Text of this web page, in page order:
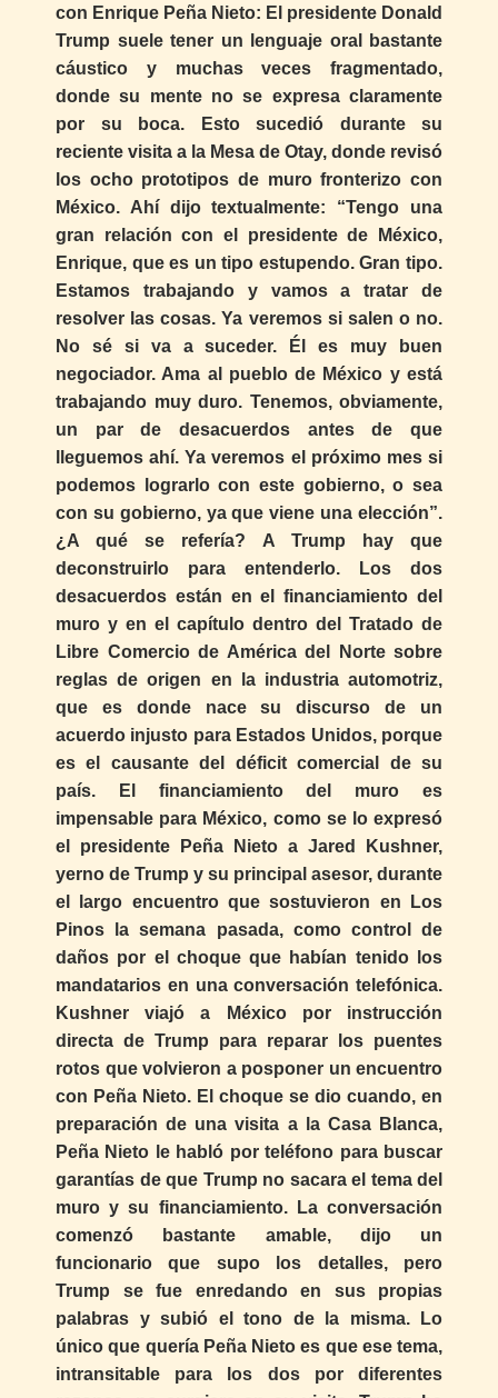
con Enrique Peña Nieto: El presidente Donald
Trump suele tener un lenguaje oral bastante
cáustico y muchas veces fragmentado,
donde su mente no se expresa claramente
por su boca. Esto sucedió durante su
reciente visita a la Mesa de Otay, donde revisó
los ocho prototipos de muro fronterizo con
México. Ahí dijo textualmente: “Tengo una
gran relación con el presidente de México,
Enrique, que es un tipo estupendo. Gran tipo.
Estamos trabajando y vamos a tratar de
resolver las cosas. Ya veremos si salen o no.
No sé si va a suceder. Él es muy buen
negociador. Ama al pueblo de México y está
trabajando muy duro. Tenemos, obviamente,
un par de desacuerdos antes de que
lleguemos ahí. Ya veremos el próximo mes si
podemos lograrlo con este gobierno, o sea
con su gobierno, ya que viene una elección”.
¿A qué se refería? A Trump hay que
deconstruirlo para entenderlo. Los dos
desacuerdos están en el financiamiento del
muro y en el capítulo dentro del Tratado de
Libre Comercio de América del Norte sobre
reglas de origen en la industria automotriz,
que es donde nace su discurso de un
acuerdo injusto para Estados Unidos, porque
es el causante del déficit comercial de su
país. El financiamiento del muro es
impensable para México, como se lo expresó
el presidente Peña Nieto a Jared Kushner,
yerno de Trump y su principal asesor, durante
el largo encuentro que sostuvieron en Los
Pinos la semana pasada, como control de
daños por el choque que habían tenido los
mandatarios en una conversación telefónica.
Kushner viajó a México por instrucción
directa de Trump para reparar los puentes
rotos que volvieron a posponer un encuentro
con Peña Nieto. El choque se dio cuando, en
preparación de una visita a la Casa Blanca,
Peña Nieto le habló por teléfono para buscar
garantías de que Trump no sacara el tema del
muro y su financiamiento. La conversación
comenzó bastante amable, dijo un
funcionario que supo los detalles, pero
Trump se fue enredando en sus propias
palabras y subió el tono de la misma. Lo
único que quería Peña Nieto es que ese tema,
intransitable para los dos por diferentes